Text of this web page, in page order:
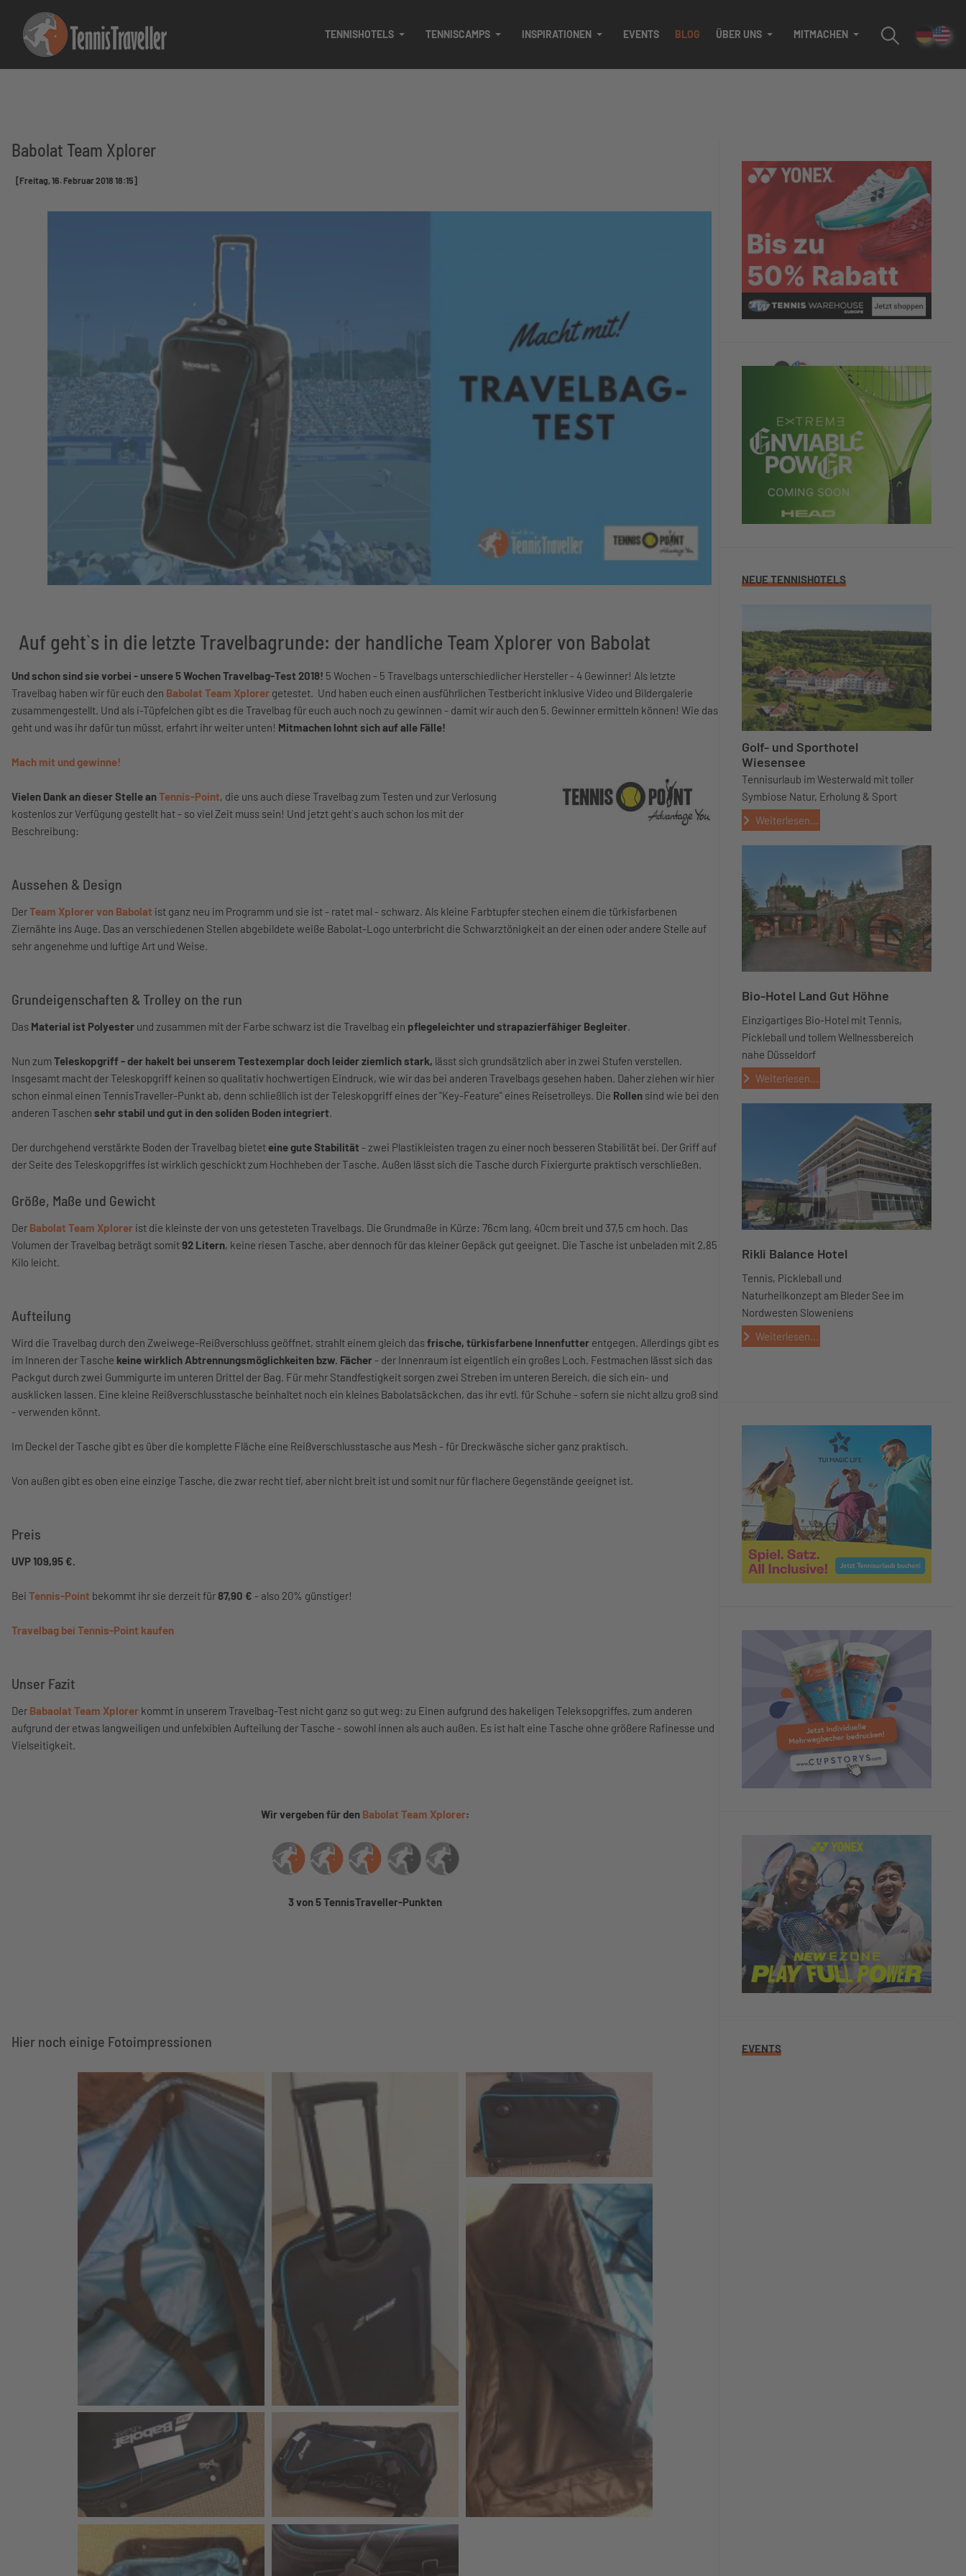
TENNISHOTELS TENNISCAMPS INSPIRATIONEN EVENTS BLOG ÜBER UNS MITMACHEN
Babolat Team Xplorer
[Freitag, 16. Februar 2018 18:15]
Auf geht`s in die letzte Travelbagrunde: der handliche Team Xplorer von Babolat
Und schon sind sie vorbei - unsere 5 Wochen Travelbag-Test 2018! 5 Wochen - 5 Travelbags unterschiedlicher Hersteller - 4 Gewinner! Als letzte
Travelbag haben wir für euch den Babolat Team Xplorer getestet. Und haben euch einen ausführlichen Testbericht inklusive Video und Bildergalerie
zusammengestellt. Und als i-Tüpfelchen gibt es die Travelbag für euch auch noch zu gewinnen - damit wir auch den 5. Gewinner ermitteln können! Wie das
geht und was ihr dafür tun müsst, erfahrt ihr weiter unten! Mitmachen lohnt sich auf alle Fälle!
Mach mit und gewinne!
Vielen Dank an dieser Stelle anTennis-Point, die uns auch diese Travelbag zum Testen und zur Verlosung
kostenlos zur Verfügung gestellt hat - so viel Zeit muss sein! Und jetzt geht`s auch schon los mit der
Beschreibung:
Aussehen & Design
DerTeam Xplorer von Babolat ist ganz neu im Programm und sie ist - ratet mal - schwarz. Als kleine Farbtupfer stechen einem die türkisfarbenen
Ziernähte ins Auge. Das an verschiedenen Stellen abgebildete weiße Babolat-Logo unterbricht die Schwarztönigkeit an der einen oder andere Stelle auf
sehr angenehme und luftige Art und Weise.
Grundeigenschaften & Trolley on the run
Das Material ist Polyester und zusammen mit der Farbe schwarz ist die Travelbag ein pflegeleichter und strapazierfähiger Begleiter.
Nun zumTeleskopgriff - der hakelt bei unserem Testexemplar doch leider ziemlich stark, lässt sich grundsätzlich aber in zwei Stufen verstellen.
Insgesamt macht der Teleskopgriff keinen so qualitativ hochwertigen Eindruck, wie wir das bei anderen Travelbags gesehen haben. Daher ziehen wir hier
schon einmal einen TennisTraveller-Punkt ab, denn schließlich ist der Teleskopgriff eines der "Key-Feature" eines Reisetrolleys. Die Rollen sind wie bei den
anderen Taschen sehr stabil und gut in den soliden Boden integriert.
Der durchgehend verstärkte Boden der Travelbag bieteteine gute Stabilität - zwei Plastikleisten tragen zu einer noch besseren Stabilität bei. Der Griff auf
der Seite des Teleskopgriffes ist wirklich geschickt zum Hochheben der Tasche. Außen lässt sich die Tasche durch Fixiergurte praktisch verschließen.
Größe, Maße und Gewicht
Der Babolat Team Xplorer ist die kleinste der von uns getesteten Travelbags. Die Grundmaße in Kürze: 76cm lang, 40cm breit und 37,5 cm hoch. Das
Volumen der Travelbag beträgt somit92 Litern, keine riesen Tasche, aber dennoch für das kleiner Gepäck gut geeignet. Die Tasche ist unbeladen mit 2,85
Kilo leicht.
Aufteilung
Wird die Travelbag durch den Zweiwege-Reißverschluss geöffnet, strahlt einem gleich dasfrische, türkisfarbene Innenfutter entgegen. Allerdings gibt es
im Inneren der Tasche keine wirklich Abtrennungsmöglichkeiten bzw. Fächer- der Innenraum ist eigentlich ein großes Loch. Festmachen lässt sich das
Packgut durch zwei Gummigurte im unteren Drittel der Bag. Für mehr Standfestigkeit sorgen zwei Streben im unteren Bereich, die sich ein- und
ausklicken lassen. Eine kleine Reißverschlusstasche beinhaltet noch ein kleines Babolatsäckchen, das ihr evtl. für Schuhe - sofern sie nicht allzu groß sind
- verwenden könnt.
Im Deckel der Tasche gibt es über die komplette Fläche eine Reißverschlusstasche aus Mesh - für Dreckwäsche sicher ganz praktisch.
Von außen gibt es oben eine einzige Tasche, die zwar recht tief, aber nicht breit ist und somit nur für flachere Gegenstände geeignet ist.
Preis
UVP 109,95 €.
Bei Tennis-Point bekommt ihr sie derzeit für87,90 € - also 20% günstiger!
Travelbag bei Tennis-Point kaufen
Unser Fazit
Der Babaolat Team Xplorer kommt in unserem Travelbag-Test nicht ganz so gut weg: zu Einen aufgrund des hakeligen Teleksopgriffes, zum anderen
aufgrund der etwas langweiligen und unfelxiblen Aufteilung der Tasche - sowohl innen als auch außen. Es ist halt eine Tasche ohne größere Rafinesse und
Vielseitigkeit.
Wir vergeben für den Babolat Team Xplorer:
3 von 5 TennisTraveller-Punkten
Hier noch einige Fotoimpressionen
NEUE TENNISHOTELS
Golf- und Sporthotel
Wiesensee
Tennisurlaub im Westerwald mit toller
Symbiose Natur, Erholung & Sport
Weiterlesen...
Bio-Hotel Land Gut Höhne
Einzigartiges Bio-Hotel mit Tennis,
Pickleball und tollem Wellnessbereich
nahe Düsseldorf
Weiterlesen...
Rikli Balance Hotel
Tennis, Pickleball und
Naturheilkonzept am Bleder See im
Nordwesten Sloweniens
Weiterlesen...
EVENTS